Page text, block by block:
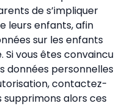
de s’impliquer
leurs enfants, afin
sur les enfants
vous êtes convaincu
données personnelles
contactez-
supprimons alors ces